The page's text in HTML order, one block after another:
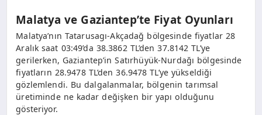
Malatya ve Gaziantep’te Fiyat Oyunları
Malatya’nın Tatarusagı-Akçadağ bölgesinde fiyatlar 28
Aralık saat 03:49’da 38.3862 TL’den 37.8142 TL’ye
gerilerken, Gaziantep’in Satırhüyük-Nurdağı bölgesinde
fiyatların 28.9478 TL’den 36.9478 TL’ye yükseldiği
gözlemlendi. Bu dalgalanmalar, bölgenin tarımsal
üretiminde ne kadar değişken bir yapı olduğunu
gösteriyor.